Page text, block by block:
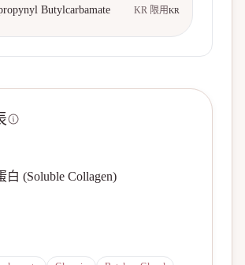
Butylcarbamate KR 限用KR
白 (Soluble Collagen)